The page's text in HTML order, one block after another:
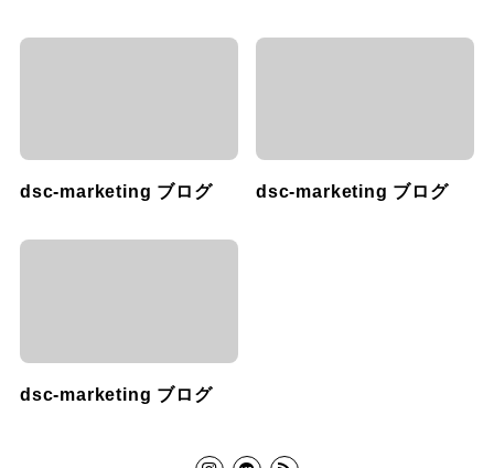
dsc-marketing ブログ dsc-marketing ブログ
dsc-marketing ブログ